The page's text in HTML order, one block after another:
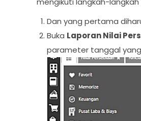
Dan yang pertama
Buka Laporan Nilai
parameter tanggal